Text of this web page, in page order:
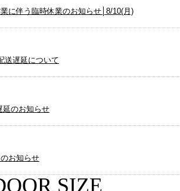
に伴う臨時休業のお知らせ│8/10(月)
送遅延について
延のお知らせ
お知らせ
SIZE